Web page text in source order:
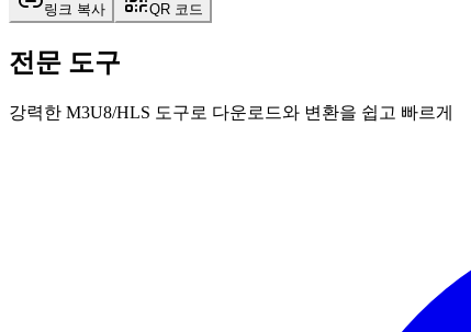
링크 복사 QR 코드
전문 도구
강력한 M3U8/HLS 도구로 다운로드와 변환을 쉽고 빠르게